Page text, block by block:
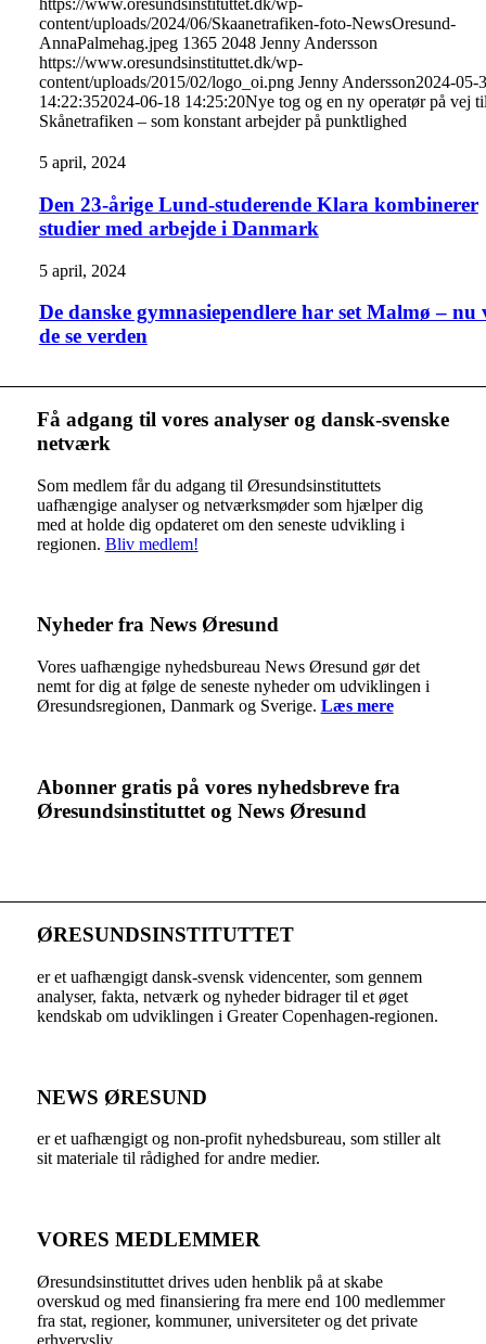
https://www.oresundsinstituttet.dk/wp-
content/uploads/2024/06/Skaanetrafiken-foto-NewsOresund-
AnnaPalmehag.jpeg 1365 2048 Jenny Andersson
https://www.oresundsinstituttet.dk/wp-
content/uploads/2015/02/logo_oi.png Jenny Andersson2024-05-
14:22:352024-06-18 14:25:20Nye tog og en ny operatør på vej
Skånetrafiken – som konstant arbejder på punktlighed
5 april, 2024
Den 23-årige Lund-studerende Klara kombinerer
studier med arbejde i Danmark
5 april, 2024
De danske gymnasiependlere har set Malmø – nu
de se verden
Få adgang til vores analyser og dansk-svenske
netværk
Som medlem får du adgang til Øresundsinstituttets
uafhængige analyser og netværksmøder som hjælper dig
med at holde dig opdateret om den seneste udvikling i
regionen. Bliv medlem!
Nyheder fra News Øresund
Vores uafhængige nyhedsbureau News Øresund gør det
nemt for dig at følge de seneste nyheder om udviklingen i
Øresundsregionen, Danmark og Sverige. Læs mere
Abonner gratis på vores nyhedsbreve fra
Øresundsinstituttet og News Øresund
ØRESUNDSINSTITUTTET
er et uafhængigt dansk-svensk videncenter, som gennem
analyser, fakta, netværk og nyheder bidrager til et øget
kendskab om udviklingen i Greater Copenhagen-regionen.
NEWS ØRESUND
er et uafhængigt og non-profit nyhedsbureau, som stiller alt
sit materiale til rådighed for andre medier.
VORES MEDLEMMER
Øresundsinstituttet drives uden henblik på at skabe
overskud og med finansiering fra mere end 100 medlemmer
fra stat, regioner, kommuner, universiteter og det private
erhvervsliv.